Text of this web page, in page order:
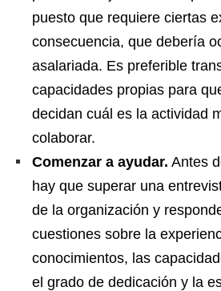
puesto que requiere ciertas
consecuencia, que debería
asalariada. Es preferible
capacidades propias para
decidan cuál es la actividad
colaborar.
Comenzar a ayudar. Antes
hay que superar una
de la organización y
cuestiones sobre la
conocimientos, las
el grado de dedicación y la